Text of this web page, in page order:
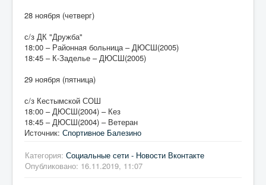
28 ноября (четверг)
с/з ДК "Дружба"
18:00 – Районная больница – ДЮСШ(2005)
18:45 – К-Заделье – ДЮСШ(2005)
29 ноября (пятница)
с/з Кестымской СОШ
18:00 – ДЮСШ(2004) – Кез
18:45 – ДЮСШ(2004) – Ветеран
Источник: Спортивное Балезино
Категория: Социальные сети - Новости Вконтакте
Опубликовано: 16.11.2019, 11:07